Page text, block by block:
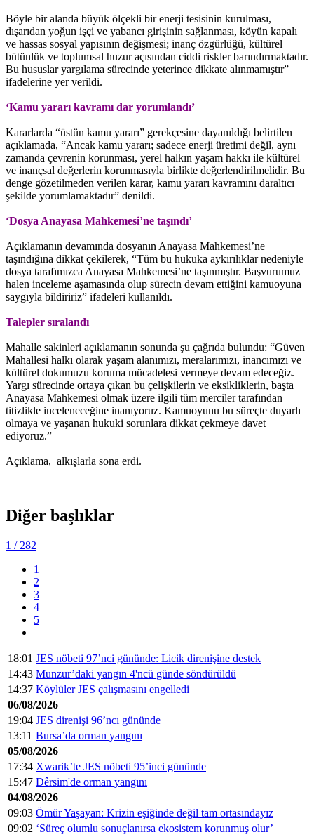
Böyle bir alanda büyük ölçekli bir enerji tesisinin kurulması,
dışarıdan yoğun işçi ve yabancı girişinin sağlanması, köyün kapalı
ve hassas sosyal yapısının değişmesi; inanç özgürlüğü, kültürel
bütünlük ve toplumsal huzur açısından ciddi riskler barındırmaktadır.
Bu hususlar yargılama sürecinde yeterince dikkate alınmamıştır”
ifadelerine yer verildi.
‘Kamu yararı kavramı dar yorumlandı’
Kararlarda “üstün kamu yararı” gerekçesine dayanıldığı belirtilen
açıklamada, “Ancak kamu yararı; sadece enerji üretimi değil, aynı
zamanda çevrenin korunması, yerel halkın yaşam hakkı ile kültürel
ve inançsal değerlerin korunmasıyla birlikte değerlendirilmelidir. Bu
denge gözetilmeden verilen karar, kamu yararı kavramını daraltıcı
şekilde yorumlamaktadır” denildi.
‘Dosya Anayasa Mahkemesi’ne taşındı’
Açıklamanın devamında dosyanın Anayasa Mahkemesi’ne
taşındığına dikkat çekilerek, “Tüm bu hukuka aykırılıklar nedeniyle
dosya tarafımızca Anayasa Mahkemesi’ne taşınmıştır. Başvurumuz
halen inceleme aşamasında olup sürecin devam ettiğini kamuoyuna
saygıyla bildiririz” ifadeleri kullanıldı.
Talepler sıralandı
Mahalle sakinleri açıklamanın sonunda şu çağrıda bulundu: “Güven
Mahallesi halkı olarak yaşam alanımızı, meralarımızı, inancımızı ve
kültürel dokumuzu koruma mücadelesi vermeye devam edeceğiz.
Yargı sürecinde ortaya çıkan bu çelişkilerin ve eksikliklerin, başta
Anayasa Mahkemesi olmak üzere ilgili tüm merciler tarafından
titizlikle inceleneceğine inanıyoruz. Kamuoyunu bu süreçte duyarlı
olmaya ve yaşanan hukuki sorunlara dikkat çekmeye davet
ediyoruz.”
Açıklama, alkışlarla sona erdi.
Diğer başlıklar
1 / 282
1
2
3
4
5
18:01 JES nöbeti 97’nci gününde: Licik direnişine destek
14:43 Munzur’daki yangın 4'ncü günde söndürüldü
14:37 Köylüler JES çalışmasını engelledi
06/08/2026
19:04 JES direnişi 96’ncı gününde
13:11 Bursa’da orman yangını
05/08/2026
17:34 Xwarik’te JES nöbeti 95’inci gününde
15:47 Dêrsim'de orman yangını
04/08/2026
09:03 Ömür Yaşayan: Krizin eşiğinde değil tam ortasındayız
09:02 ‘Süreç olumlu sonuçlanırsa ekosistem korunmuş olur’